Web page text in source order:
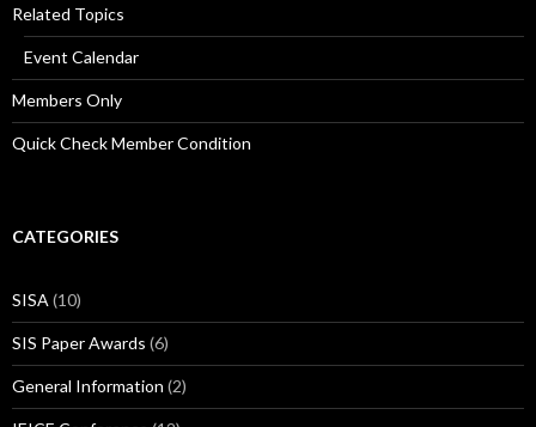
Related Topics
Event Calendar
Members Only
Quick Check Member Condition
CATEGORIES
SISA (10)
SIS Paper Awards (6)
General Information (2)